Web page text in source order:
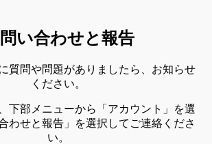
い合わせと報告
質問や問題がありましたら、お知らせ
ください。
下部メニューから「アカウント」を選
わせと報告」を選択してご連絡くださ
い。